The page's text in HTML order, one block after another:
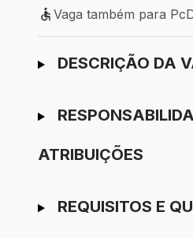
Vaga também para PcD
Vaga também para
Ir para candidatura
DESCRIÇÃO DA
ATRIBUIÇÕES
REQUISITOS E